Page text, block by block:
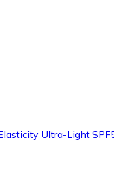
Ultra-Light